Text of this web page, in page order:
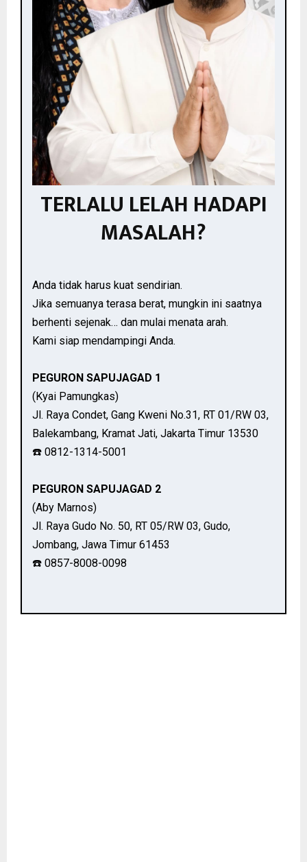
TERLALU LELAH HADAPI
MASALAH?
Anda tidak harus kuat sendirian.
Jika semuanya terasa berat, mungkin ini saatnya
berhenti sejenak… dan mulai menata arah.
Kami siap mendampingi Anda.
PEGURON SAPUJAGAD 1
(Kyai Pamungkas)
Jl. Raya Condet, Gang Kweni No.31, RT 01/RW 03,
Balekambang, Kramat Jati, Jakarta Timur 13530
☎️ 0812-1314-5001
PEGURON SAPUJAGAD 2
(Aby Marnos)
Jl. Raya Gudo No. 50, RT 05/RW 03, Gudo,
Jombang, Jawa Timur 61453
☎️ 0857-8008-0098